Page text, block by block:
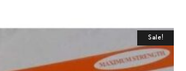
Sale!